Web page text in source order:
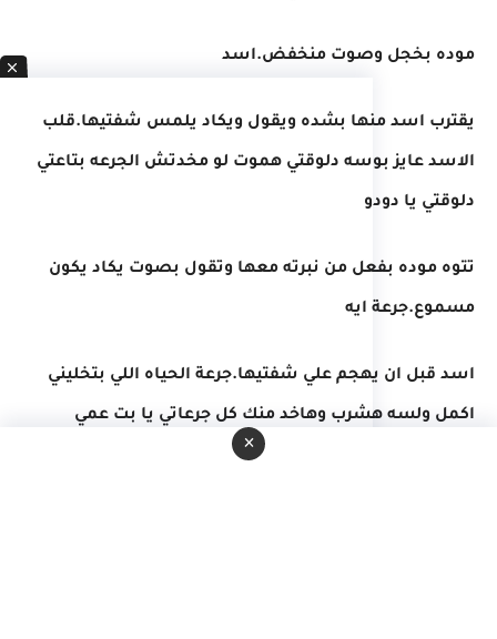
موده بخجل وصوت منخفض.اسد
يقترب اسد منها بشده ويقول ويكاد يلمس شفتيها.قلب
الاسد عايز بوسه دلوقتي هموت لو مخدتش الجرعه بتاعتي
دلوقتي يا دودو
تتوه موده بفعل من نبرته معها وتقول بصوت يكاد يكون
مسموع.جرعة ايه
اسد قبل ان يهجم علي شفتيها.جرعة الحياه اللي بتخليني
اكمل ولسه هشرب وهاخد منك كل جرعاتي يا بت عمي
×